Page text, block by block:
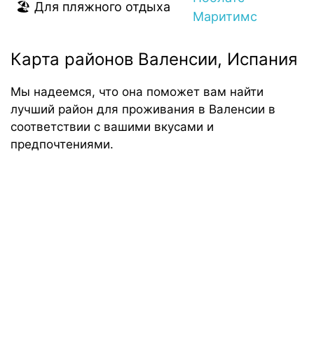
🏖️ Для пляжного отдыха
Маритимс
Карта районов Валенсии, Испания
Мы надеемся, что она поможет вам найти
лучший район для проживания в Валенсии в
соответствии с вашими вкусами и
предпочтениями.